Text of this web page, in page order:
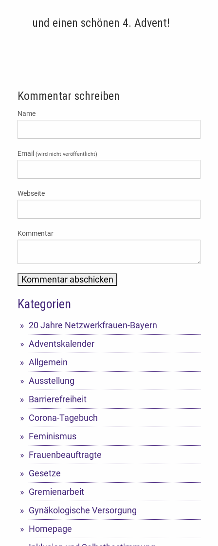
und einen schönen 4. Advent!
Kommentar schreiben
Name
Email (wird nicht veröffentlicht)
Webseite
Kommentar
Alternative:
Kategorien
20 Jahre Netzwerkfrauen-Bayern
Adventskalender
Allgemein
Ausstellung
Barrierefreiheit
Corona-Tagebuch
Feminismus
Frauenbeauftragte
Gesetze
Gremienarbeit
Gynäkologische Versorgung
Homepage